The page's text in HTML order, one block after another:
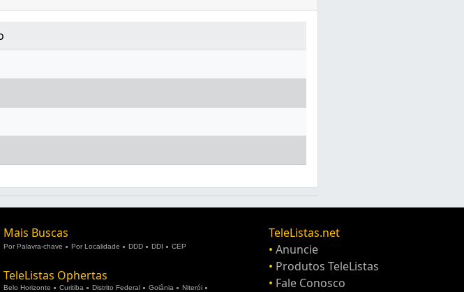
Mais Buscas
Por Palavra-chave Por Localidade DDD DDI CEP
TeleListas Ophertas
Belo Horizonte Curitiba Distrito Federal Goiânia Niterói
TeleListas.net
• Anuncie
• Produtos TeleListas
• Fale Conosco